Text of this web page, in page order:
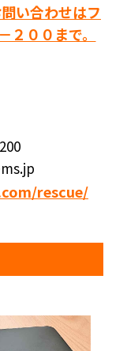
い合わせはフ
２００まで。
rescue/